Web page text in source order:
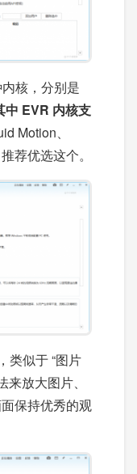
核，分别是
中 EVR 内核支
Motion、
荐优选这个。
类似于 “图片
放大图片、
保持优秀的观